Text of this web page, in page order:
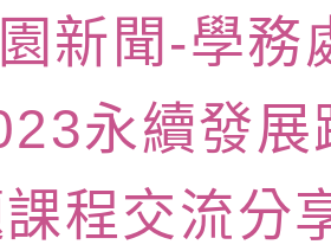
內容與教學軟
赴陸應申請許可
濟部水利署委託
研究院辦理「
月22日(星期六
新聞-學務
永續發展
程交流分